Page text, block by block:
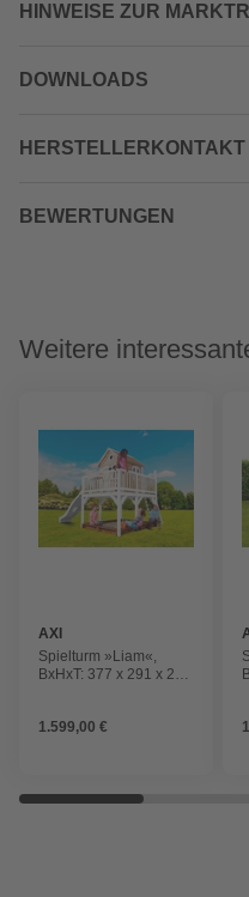
HINWEISE ZUR
DOWNLOADS
HERSTELLERKONTAKT
BEWERTUNGEN
Weitere
AXI
Spielturm »Liam«,
BxHxT: 377 x 291 x 255
1.599,00 €